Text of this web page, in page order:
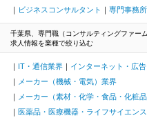
ビジネスコンサルタント 専門事務
千葉県、専門職（コンサルティングファー
求人情報を業種で絞り込む
IT・通信業界
インターネット・広
メーカー（機械・電気）業界
メーカー（素材・化学・食品・化粧
医薬品・医療機器・ライフサイエン